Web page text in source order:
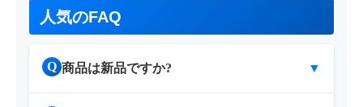
人気のFAQ
Q 商品は新品ですか? ▼